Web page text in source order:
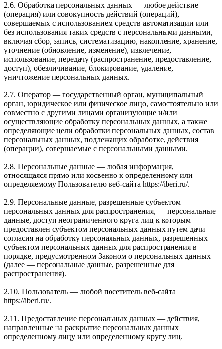
2.6. Обработка персональных данных — любое действие
(операция) или совокупность действий (операций),
совершаемых с использованием средств автоматизации или
без использования таких средств с персональными данными,
включая сбор, запись, систематизацию, накопление, хранение,
уточнение (обновление, изменение), извлечение,
использование, передачу (распространение, предоставление,
доступ), обезличивание, блокирование, удаление,
уничтожение персональных данных.
2.7. Оператор — государственный орган, муниципальный
орган, юридическое или физическое лицо, самостоятельно или
совместно с другими лицами организующие и/или
осуществляющие обработку персональных данных, а также
определяющие цели обработки персональных данных, состав
персональных данных, подлежащих обработке, действия
(операции), совершаемые с персональными данными.
2.8. Персональные данные — любая информация,
относящаяся прямо или косвенно к определенному или
определяемому Пользователю веб-сайта https://iberi.ru/.
2.9. Персональные данные, разрешенные субъектом
персональных данных для распространения, — персональные
данные, доступ неограниченного круга лиц к которым
предоставлен субъектом персональных данных путем дачи
согласия на обработку персональных данных, разрешенных
субъектом персональных данных для распространения в
порядке, предусмотренном Законом о персональных данных
(далее — персональные данные, разрешенные для
распространения).
2.10. Пользователь — любой посетитель веб-сайта
https://iberi.ru/.
2.11. Предоставление персональных данных — действия,
направленные на раскрытие персональных данных
определенному лицу или определенному кругу лиц.